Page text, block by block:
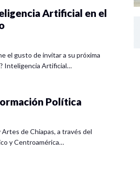
Artificial en el
el gusto de invitar a su próxima
Inteligencia Artificial…
Política
de Chiapas, a través del
y Centroamérica…